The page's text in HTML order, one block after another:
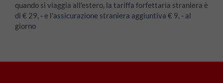
quando si viaggia all'estero, la tariffa forfettaria straniera è
di € 29, - e l'assicurazione straniera aggiuntiva € 9, - al
giorno